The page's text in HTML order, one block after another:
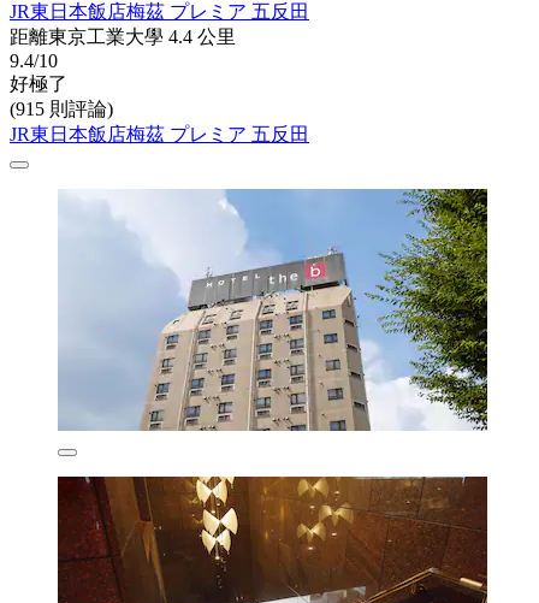
JR東日本飯店梅茲 プレミア 五反田
距離東京工業大學 4.4 公里
9.4/10
好極了
(915 則評論)
JR東日本飯店梅茲 プレミア 五反田